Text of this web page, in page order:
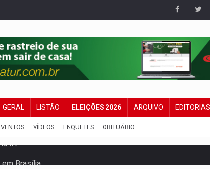
GERAL LISTÃO ELEIÇÕES 2026 ARQUIVO EDITORIAS
VÍDEOS ENQUETES OBITUÁRIO